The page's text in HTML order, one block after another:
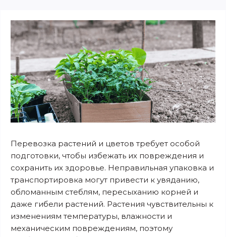
Перевозка растений и цветов требует особой
подготовки, чтобы избежать их повреждения и
сохранить их здоровье. Неправильная упаковка и
транспортировка могут привести к увяданию,
обломанным стеблям, пересыханию корней и
даже гибели растений. Растения чувствительны к
изменениям температуры, влажности и
механическим повреждениям, поэтому